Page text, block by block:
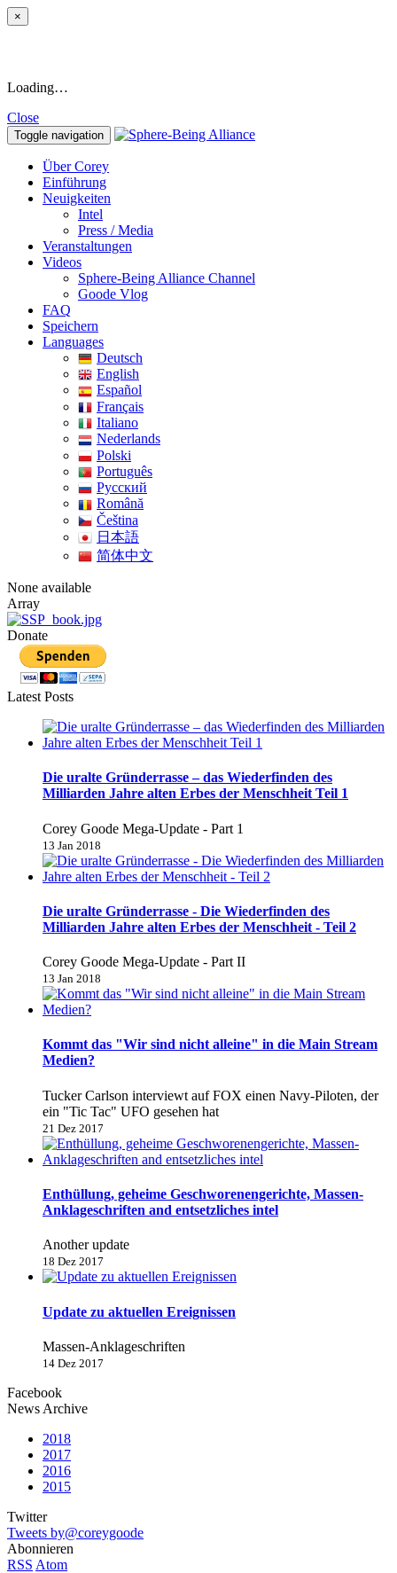
×
Loading…
Close
Toggle navigation
Über Corey
Einführung
Neuigkeiten
Intel
Press / Media
Veranstaltungen
Videos
Sphere-Being Alliance Channel
Goode Vlog
FAQ
Speichern
Languages
Deutsch
English
Español
Français
Italiano
Nederlands
Polski
Português
Pусский
Română
Čeština
日本語
简体中文
None available
Array
Donate
Latest Posts
Die uralte Gründerrasse – das Wiederfinden des
Milliarden Jahre alten Erbes der Menschheit Teil 1
Corey Goode Mega-Update - Part 1
13 Jan 2018
Die uralte Gründerrasse - Die Wiederfinden des
Milliarden Jahre alten Erbes der Menschheit - Teil 2
Corey Goode Mega-Update - Part II
13 Jan 2018
Kommt das "Wir sind nicht alleine" in die Main Stream
Medien?
Tucker Carlson interviewt auf FOX einen Navy-Piloten, der
ein "Tic Tac" UFO gesehen hat
21 Dez 2017
Enthüllung, geheime Geschworenengerichte, Massen-
Anklageschriften and entsetzliches intel
Another update
18 Dez 2017
Update zu aktuellen Ereignissen
Massen-Anklageschriften
14 Dez 2017
Facebook
News Archive
2018
2017
2016
2015
Twitter
Tweets by@coreygoode
Abonnieren
RSS Atom